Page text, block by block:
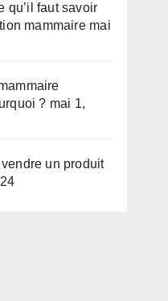
qu’il faut savoir
mammaire mai
? mai 1,
un produit